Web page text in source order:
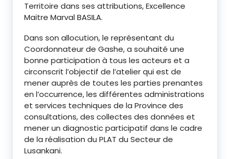
Territoire dans ses attributions, Excellence
Maitre Marval BASILA.
Dans son allocution, le représentant du
Coordonnateur de Gashe, a souhaité une
bonne participation à tous les acteurs et a
circonscrit l’objectif de l’atelier qui est de
mener auprès de toutes les parties prenantes
en l’occurrence, les différentes administrations
et services techniques de la Province des
consultations, des collectes des données et
mener un diagnostic participatif dans le cadre
de la réalisation du PLAT du Secteur de
Lusankani.